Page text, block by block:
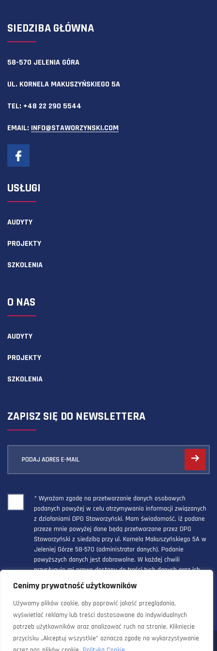
Cenimy prywatność użytkowników
Używamy plików cookie, aby poprawić jakość przeglądania,
wyświetlać reklamy lub treści dostosowane do indywidualnych
potrzeb użytkowników oraz analizować ruch na stronie. Kliknięcie
przycisku „Akceptuj wszystkie” oznacza zgodę na wykorzystywanie
SIEDZIBA GŁÓWNA
58-570 JELENIA GÓRA
UL. KORNELA MAKUSZYŃSKIEGO 5A
TEL: +48 22 290 5544
EMAIL: INFO@STAWORZYNSKI.COM
USŁUGI
AUDYTY
PROJEKTY
SZKOLENIA
O NAS
AUDYTY
PROJEKTY
SZKOLENIA
ZAPISZ SIĘ DO NEWSLETTERA
PODAJ ADRES E-MAIL
* Wyrażam zgodę na przetwarzanie danych osobowych
podanych powyżej w celu otrzymywania informacji związanych
z działaniami DPG Staworzyński. Mam świadomość, iż podane
przeze mnie powyżej dane będą przetwarzane przez DPG
Staworzyński z siedzibą przy ul. Kornela Makuszyńskiego 5A w
Jeleniej Górze 58-570 (administrator danych). Podanie
powyższych danych jest dobrowolne. W każdej chwili
przysługuje mi prawo dostępu do treści tych danych oraz ich
poprawienia, a powyższa zgoda może być odwołana w każdym
czasie.
© 2024 Doradztwo Przemysłowo Gospodarcze Staworzyński. Wszelkie